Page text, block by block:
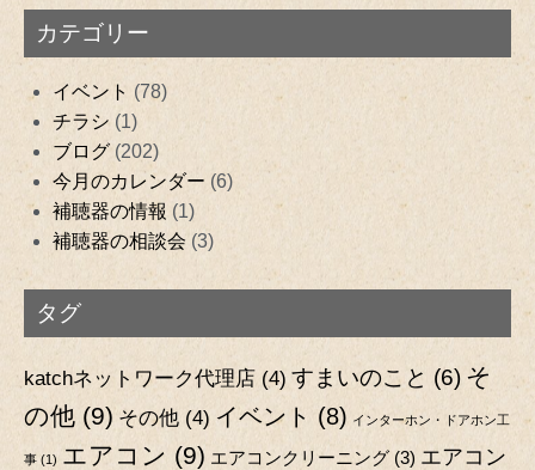
カテゴリー
イベント (78)
チラシ (1)
ブログ (202)
今月のカレンダー (6)
補聴器の情報 (1)
補聴器の相談会 (3)
タグ
katchネットワーク代理店 (4) すまいのこと (6) そ
の他 (9) その他 (4) イベント (8) インターホン・ドアホン工
事 (1) エアコン (9) エアコンクリーニング (3) エアコン